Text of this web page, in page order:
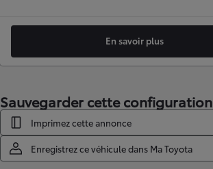
En savoir plus
Sauvegarder cette configuration
Imprimez cette annonce
Enregistrez ce véhicule dans Ma Toyota